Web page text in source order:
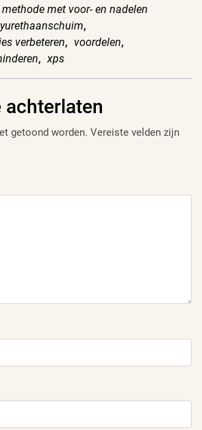
met voor- en nadelen
,
verbeteren, voordelen,
, xps
achterlaten
getoond worden. Vereiste velden zijn